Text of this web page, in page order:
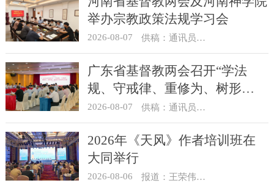
举办宗教政策法规学习会
2026-08-07 供稿：通讯员 靳新元
广东省基督教两会召开“学法
规、守戒律、重修为、树形
象”教育活动总结会议
2026-08-07 供稿：通讯员 汪浩
2026年《天风》作者培训班在
大同举行
2026-08-06 报道：王荣伟 摄影：冯谦